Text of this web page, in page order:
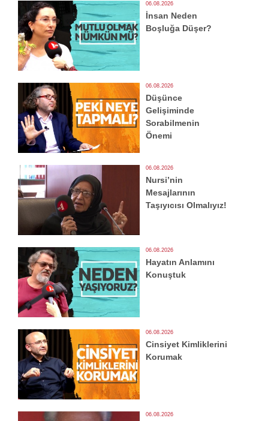
06.08.2026
İnsan Neden
Boşluğa Düşer?
06.08.2026
Düşünce
Gelişiminde
Sorabilmenin
Önemi
06.08.2026
Nursi’nin
Mesajlarının
Taşıyıcısı Olmalıyız!
06.08.2026
Hayatın Anlamını
Konuştuk
06.08.2026
Cinsiyet Kimliklerini
Korumak
06.08.2026